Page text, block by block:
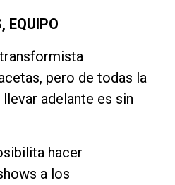
EQUIPO
pero de todas la
adelante es sin
hacer
a los